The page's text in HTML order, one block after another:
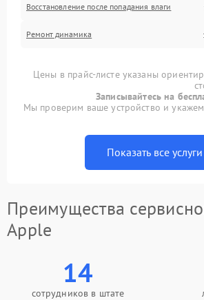
Восстановление после попадания влаги
Ремонт динамика
Цены в прайс-листе указаны
Записывайтесь на
Мы проверим ваше устройство и
Показать все услуги
Преимущества
Apple
14
сотрудников в штате